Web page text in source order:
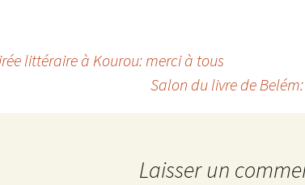
littéraire à Kourou: merci à tous
Salon du livre de
Laisser un